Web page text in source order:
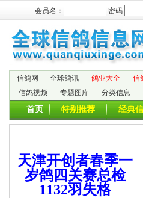
会员名： 密码:
信鸽网 全球鸽讯 鸽业大全 信
信鸽视频
专题图库 分类信息
首页 特别推荐 经典
天津开创者春季一
岁鸽四关赛总检
1132羽失格